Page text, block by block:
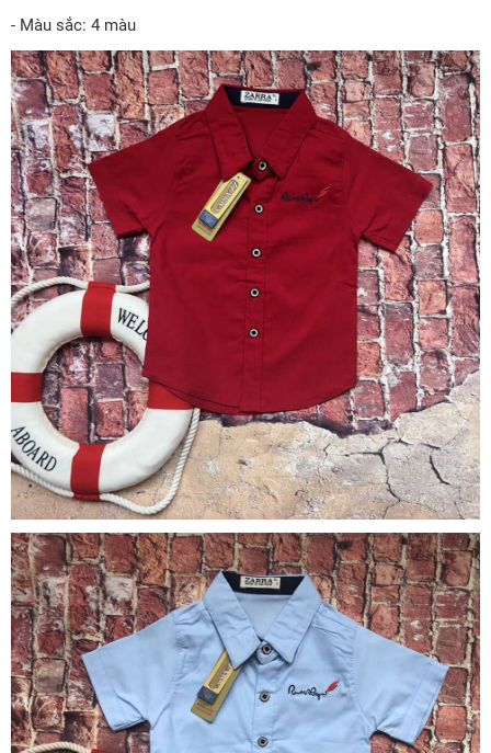
- Màu sắc: 4 màu